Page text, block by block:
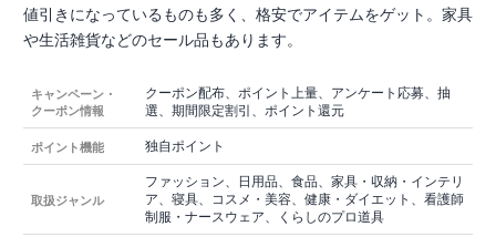
値引きになっているものも多く、格安でアイテムをゲット。家具
や生活雑貨などのセール品もあります。
キャンペーン・
クーポン情報
クーポン配布、ポイント上量、アンケート応募、抽
選、期間限定割引、ポイント還元
ポイント機能 独自ポイント
取扱ジャンル
ファッション、日用品、食品、家具・収納・インテリ
ア、寝具、コスメ・美容、健康・ダイエット、看護師
制服・ナースウェア、くらしのプロ道具